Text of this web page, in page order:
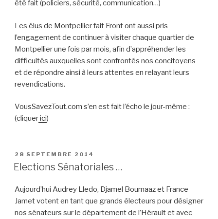
été fait (policiers, sécurité, communication…)
Les élus de Montpellier fait Front ont aussi pris
l’engagement de continuer à visiter chaque quartier de
Montpellier une fois par mois, afin d’appréhender les
difficultés auxquelles sont confrontés nos concitoyens
et de répondre ainsi à leurs attentes en relayant leurs
revendications.
VousSavezTout.com s’en est fait l’écho le jour-même :
(cliquerici)
PUBLIÉ
LE
28 SEPTEMBRE 2014
Elections Sénatoriales …
Aujourd’hui Audrey Lledo, Djamel Boumaaz et France
Jamet votent en tant que grands électeurs pour désigner
nos sénateurs sur le département de l’Hérault et avec